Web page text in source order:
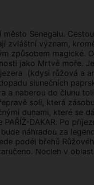
město Senegalu.
zvláštní význam,
způsobem magické.
jako Mrtvé moře.
(kdysi růžová a
slunečních
a naberou do člunu
soli, která
dunami, které se
DAKAR. Po
náhradou za
podél břehů
Nocleh v